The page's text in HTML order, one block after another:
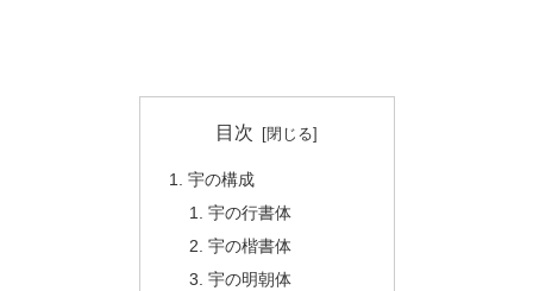
目次
宇の構成
宇の行書体
宇の楷書体
宇の明朝体